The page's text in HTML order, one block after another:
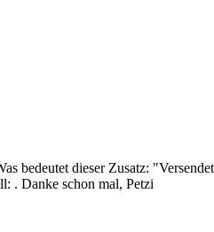
bedeutet dieser Zusatz:
. Danke schon mal, Petzi